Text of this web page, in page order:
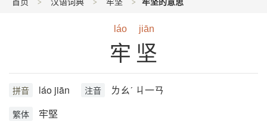
láo jiān
牢坚
拼音 láo jiān 注音 ㄌㄠˊ ㄐ一ㄢ
繁体 牢堅